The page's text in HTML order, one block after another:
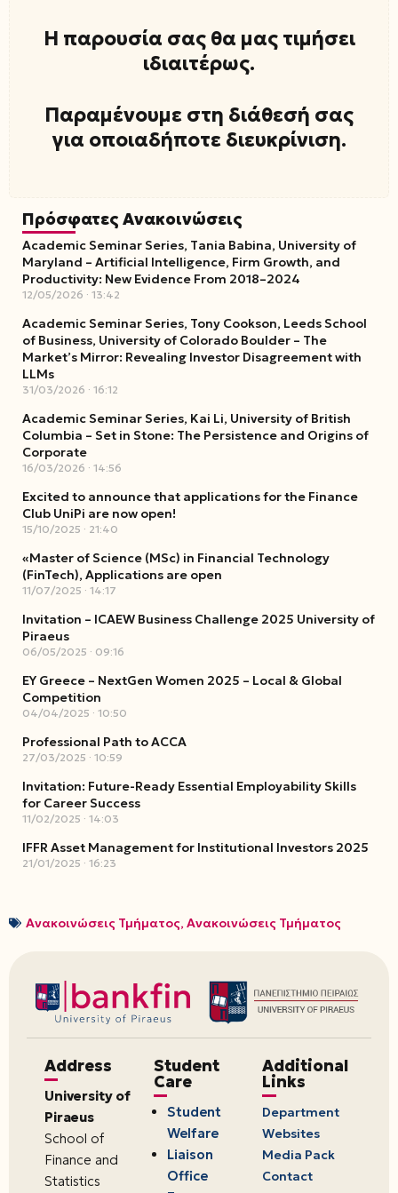
Η παρουσία σας θα μας τιμήσει
ιδιαιτέρως.
Παραμένουμε στη διάθεσή σας
για οποιαδήποτε διευκρίνιση.
Πρόσφατες Ανακοινώσεις
Academic Seminar Series, Tania Babina, University of
Maryland – Artificial Intelligence, Firm Growth, and
Productivity: New Evidence From 2018–2024
12/05/2026 13:42
Academic Seminar Series, Tony Cookson, Leeds School
of Business, University of Colorado Boulder – The
Market’s Mirror: Revealing Investor Disagreement with
LLMs
31/03/2026 16:12
Academic Seminar Series, Kai Li, University of British
Columbia – Set in Stone: The Persistence and Origins of
Corporate
16/03/2026 14:56
Excited to announce that applications for the Finance
Club UniPi are now open!
15/10/2025 21:40
«Master of Science (MSc) in Financial Technology
(FinTech), Applications are open
11/07/2025 14:17
Invitation – ICAEW Business Challenge 2025 University of
Piraeus
06/05/2025 09:16
EY Greece – NextGen Women 2025 – Local & Global
Competition
04/04/2025 10:50
Professional Path to ACCA
27/03/2025 10:59
Invitation: Future-Ready Essential Employability Skills
for Career Success
11/02/2025 14:03
IFFR Asset Management for Institutional Investors 2025
21/01/2025 16:23
Ανακοινώσεις Τμήματος, Ανακοινώσεις Τμήματος
Address
University of
Piraeus
School of
Finance and
Statistics
Student
Care
Student
Welfare
Liaison
Office
Additional
Links
Department
Websites
Media Pack
Contact